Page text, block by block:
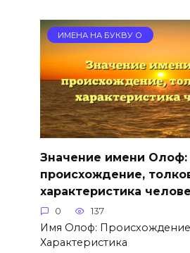
ИМЕНА НА БУКВУ О
Значение имени Олоф:
происхождение,
характеристика
0 137
Имя Олоф:
Характеристика